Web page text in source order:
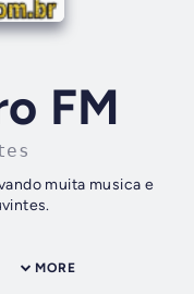
FM
muita musica e
MORE